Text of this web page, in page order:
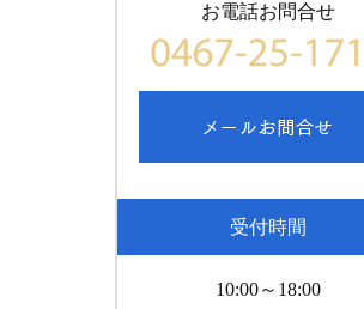
お電話お問合せ
受付時間
10:00～18:00